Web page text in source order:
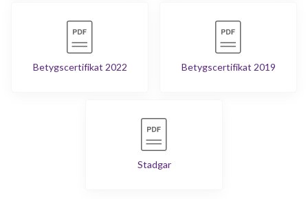
Betygscertifikat 2022 Betygscertifikat 2019
Stadgar